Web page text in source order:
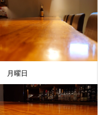
月曜日